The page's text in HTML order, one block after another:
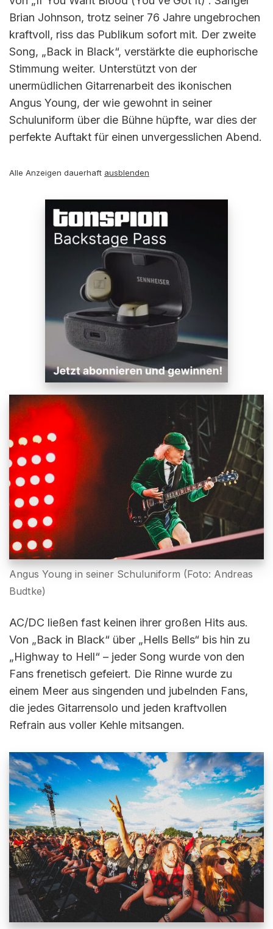
Brian Johnson, trotz seiner 76 Jahre ungebrochen
kraftvoll, riss das Publikum sofort mit. Der zweite
Song, „Back in Black“, verstärkte die euphorische
Stimmung weiter. Unterstützt von der
unermüdlichen Gitarrenarbeit des ikonischen
Angus Young, der wie gewohnt in seiner
Schuluniform über die Bühne hüpfte, war dies der
perfekte Auftakt für einen unvergesslichen Abend.
Alle Anzeigen dauerhaft ausblenden
Angus Young in seiner Schuluniform (Foto: Andreas
Budtke)
AC/DC ließen fast keinen ihrer großen Hits aus.
Von „Back in Black“ über „Hells Bells“ bis hin zu
„Highway to Hell“ – jeder Song wurde von den
Fans frenetisch gefeiert. Die Rinne wurde zu
einem Meer aus singenden und jubelnden Fans,
die jedes Gitarrensolo und jeden kraftvollen
Refrain aus voller Kehle mitsangen.